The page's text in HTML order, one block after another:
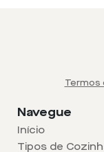
Termos
Navegue
Início
Tipos de